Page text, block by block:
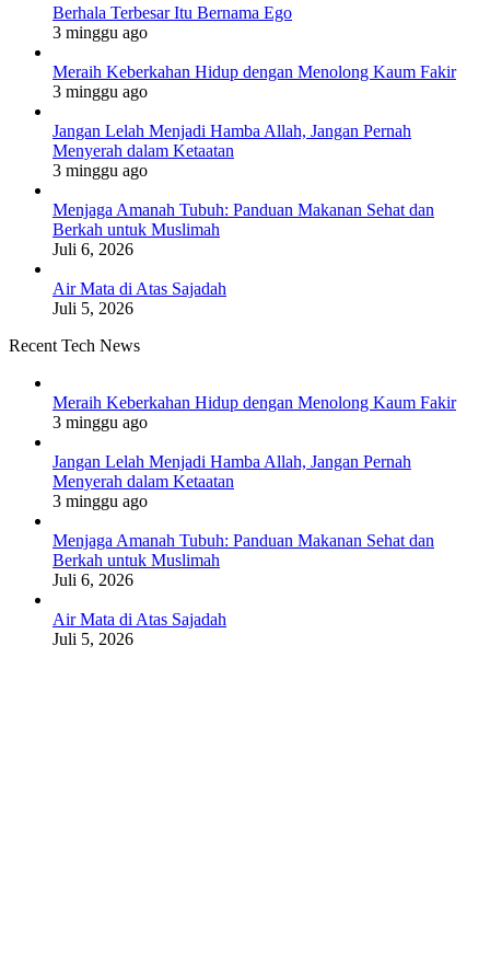
Berhala Terbesar Itu Bernama Ego
3 minggu ago
Meraih Keberkahan Hidup dengan Menolong Kaum Fakir
3 minggu ago
Jangan Lelah Menjadi Hamba Allah, Jangan Pernah
Menyerah dalam Ketaatan
3 minggu ago
Menjaga Amanah Tubuh: Panduan Makanan Sehat dan
Berkah untuk Muslimah
Juli 6, 2026
Air Mata di Atas Sajadah
Juli 5, 2026
Recent Tech News
Meraih Keberkahan Hidup dengan Menolong Kaum Fakir
3 minggu ago
Jangan Lelah Menjadi Hamba Allah, Jangan Pernah
Menyerah dalam Ketaatan
3 minggu ago
Menjaga Amanah Tubuh: Panduan Makanan Sehat dan
Berkah untuk Muslimah
Juli 6, 2026
Air Mata di Atas Sajadah
Juli 5, 2026